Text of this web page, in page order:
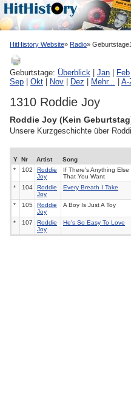
HitHistory Website Radio
Geburtstage: Überblick Jan Feb
Sep
Okt Nov Dez Mehr... A-
1310 Roddie Joy
Roddie Joy (Kein
Unsere Kurzgeschichte über
Y Nr Artist Song
*
102
Roddie
Joy
If There's Anything Else
That You Want
* 104
Roddie
Joy
Every Breath I Take
* 105
Roddie
Joy
A Boy Is Just A Toy
* 107
Roddie
Joy
He's So Easy To Love